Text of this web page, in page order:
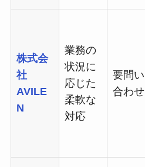
株式会
社
AVILE
N
業務の
状況に
応じた
柔軟な
対応
要問い
合わせ